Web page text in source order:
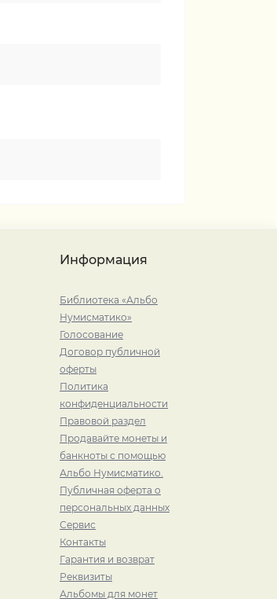
Информация
Библиотека «Альбо
Нумисматико»
Голосование
Договор публичной
оферты
Политика
конфиденциальности
Правовой раздел
Продавайте монеты и
банкноты с помощью
Альбо Нумисматико.
Публичная оферта о
персональных данных
Сервис
Контакты
Гарантия и возврат
Реквизиты
Альбомы для монет